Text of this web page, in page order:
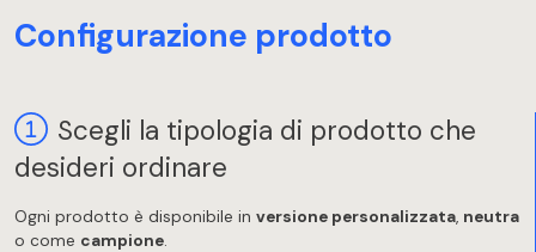
Configurazione prodotto
Scegli la tipologia di prodotto che
desideri ordinare
Ogni prodotto è disponibile in versione personalizzata, neutra
o come campione.